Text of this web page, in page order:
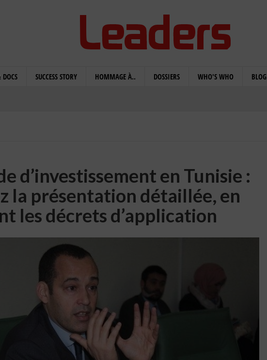
DOCS SUCCESS STORY HOMMAGE À.. DOSSIERS WHO'S WHO BLOG
d’investissement en Tunisie :
la présentation détaillée, en
les décrets d’application